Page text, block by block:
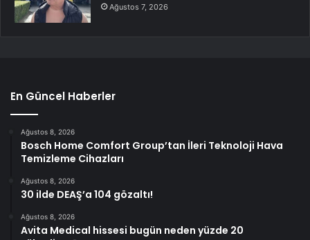
Ağustos 7, 2026
En Güncel Haberler
Ağustos 8, 2026
Bosch Home Comfort Group’tan İleri Teknoloji Hava
Temizleme Cihazları
Ağustos 8, 2026
30 ilde DEAŞ’a 104 gözaltı!
Ağustos 8, 2026
Avita Medical hissesi bugün neden yüzde 20